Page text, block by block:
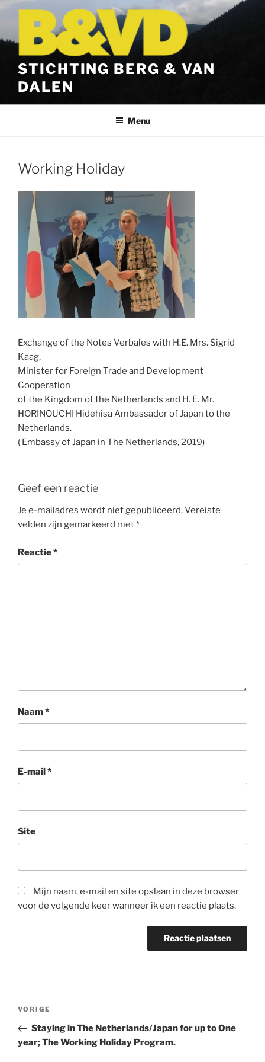
de
STICHTING BERG & VAN
DALEN
Menu
Working Holiday
Exchange of the Notes Verbales with H.E. Mrs. Sigrid
Kaag,
Minister for Foreign Trade and Development
Cooperation
of the Kingdom of the Netherlands and H. E. Mr.
HORINOUCHI Hidehisa Ambassador of Japan to the
Netherlands.
( Embassy of Japan in The Netherlands, 2019)
Geef een reactie
Je e-mailadres wordt niet gepubliceerd.Vereiste
velden zijn gemarkeerd met*
Reactie*
Naam*
E-mail*
Site
Mijn naam, e-mail en site opslaan in deze browser
voor de volgende keer wanneer ik een reactie plaats.
Bericht
Vorig
bericht
VORIGE
Staying in The Netherlands/Japan for up to One
year; The Working Holiday Program.